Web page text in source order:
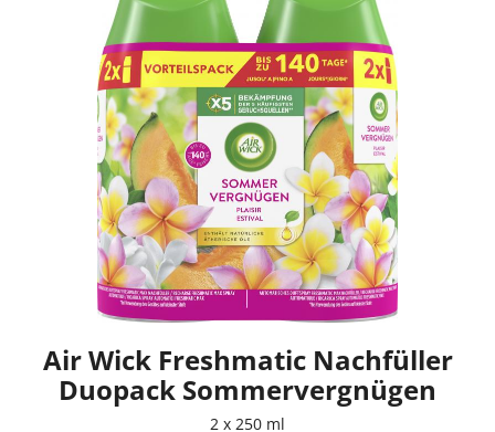
Air Wick Freshmatic Nachfüller
Duopack Sommervergnügen
2 x 250 ml